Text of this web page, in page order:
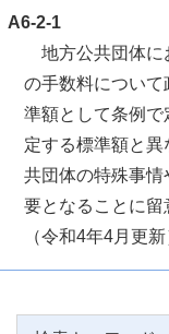
A6-2-1
地方公共団体に
の手数料につい
準額として条例で
定する標準額と
共団体の特殊事
要となることに留
（令和4年4月更新